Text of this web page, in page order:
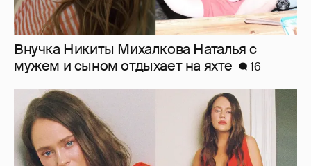
"Лолита". Аглая Тарасова снялась в мини-
платье с декольте и чулках
42